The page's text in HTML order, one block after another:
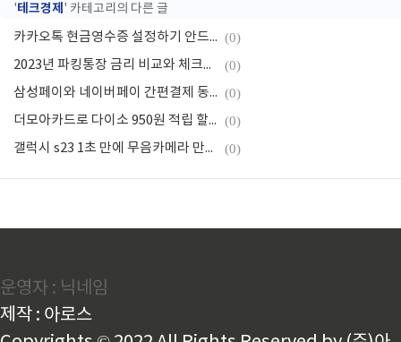
'테크경제 ' 카테고리의 다른 글
카카오톡 현금영수증 설정하기 안드로이드 아이폰 (0)
2023년 파킹통장 금리 비교와 체크해야 할 점 (0)
삼성페이와 네이버페이 간편결제 동맹맺다 (0)
더모아카드로 다이소 950원 적립 할인 (0)
갤럭시 s23 1초 만에 무음카메라 만들기 (0)
운영자 : 닉네임
제작 : 아로스